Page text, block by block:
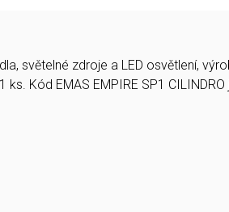
světelné zdroje a LED osvětlení,
Kód EMAS EMPIRE SP1